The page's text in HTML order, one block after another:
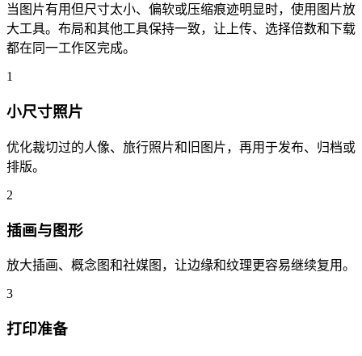
当图片有用但尺寸太小、偏软或压缩痕迹明显时，使用图片放
大工具。布局和其他工具保持一致，让上传、选择倍数和下载
都在同一工作区完成。
1
小尺寸照片
优化裁切过的人像、旅行照片和旧图片，再用于发布、归档或
排版。
2
插画与图形
放大插画、概念图和社媒图，让边缘和纹理更容易继续复用。
3
打印准备